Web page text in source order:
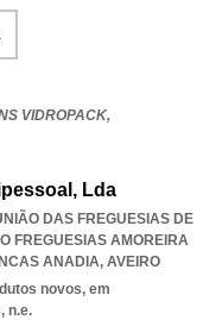
VIDROPACK,
Lda
DAS FREGUESIAS DE
FREGUESIAS AMOREIRA
ANADIA, AVEIRO
novos, em
n.e.